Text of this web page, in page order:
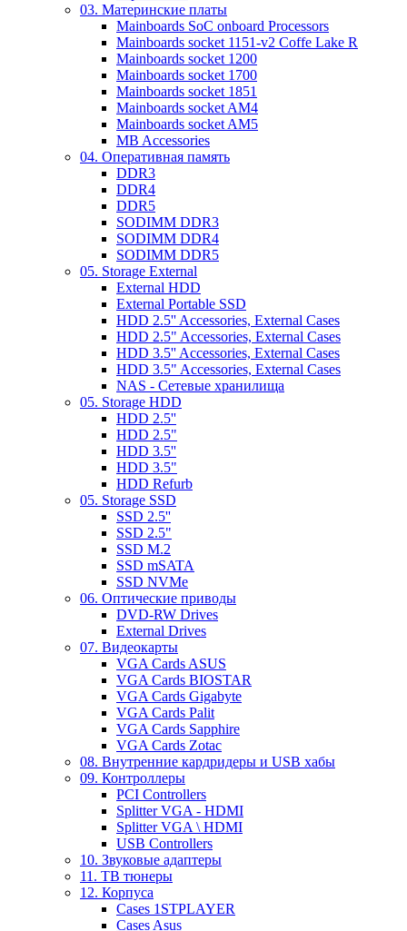
03. Материнские платы
Mainboards SoC onboard Processors
Mainboards socket 1151-v2 Coffe Lake R
Mainboards socket 1200
Mainboards socket 1700
Mainboards socket 1851
Mainboards socket AM4
Mainboards socket AM5
MB Accessories
04. Оперативная память
DDR3
DDR4
DDR5
SODIMM DDR3
SODIMM DDR4
SODIMM DDR5
05. Storage External
External HDD
External Portable SSD
HDD 2.5'' Accessories, External Cases
HDD 2.5" Accessories, External Cases
HDD 3.5'' Accessories, External Cases
HDD 3.5" Accessories, External Cases
NAS - Сетевые хранилища
05. Storage HDD
HDD 2.5''
HDD 2.5"
HDD 3.5''
HDD 3.5"
HDD Refurb
05. Storage SSD
SSD 2.5''
SSD 2.5"
SSD M.2
SSD mSATA
SSD NVMe
06. Оптические приводы
DVD-RW Drives
External Drives
07. Видеокарты
VGA Cards ASUS
VGA Cards BIOSTAR
VGA Cards Gigabyte
VGA Cards Palit
VGA Cards Sapphire
VGA Cards Zotac
08. Внутренние кардридеры и USB хабы
09. Контроллеры
PCI Controllers
Splitter VGA - HDMI
Splitter VGA \ HDMI
USB Controllers
10. Звуковые адаптеры
11. ТВ тюнеры
12. Корпуса
Cases 1STPLAYER
Cases Asus